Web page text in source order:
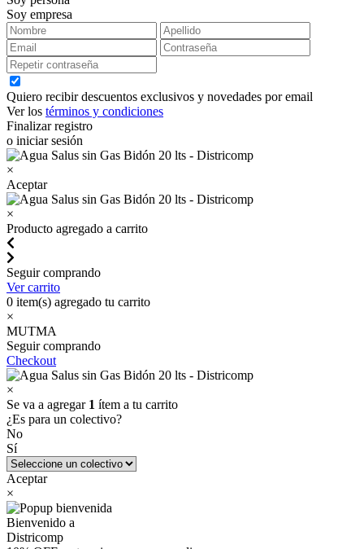
Soy empresa
Quiero recibir descuentos exclusivos y novedades por email
Ver los términos y condiciones
Finalizar registro
o iniciar sesión
×
Aceptar
×
Producto agregado a carrito
Seguir comprando
Ver carrito
0 item(s) agregado tu carrito
×
MUTMA
Seguir comprando
Checkout
×
Se va a agregar 1 ítem a tu carrito
¿Es para un colectivo?
No
Sí
Aceptar
×
Bienvenido a
Districomp